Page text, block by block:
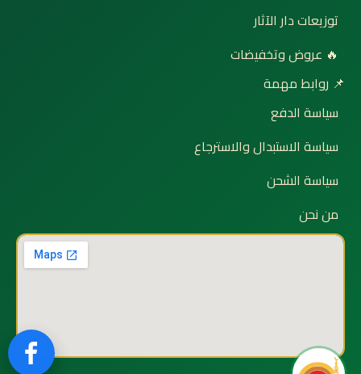
توزيعات دار الآثار
🔥 عروض وتخفيضات
📌 روابط مهمة
سياسة الدفع
سياسة الاستبدال والاسترجاع
سياسة الشحن
من نحن